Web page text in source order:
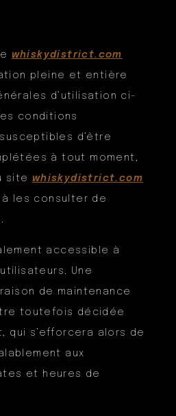
whiskydistrict.com
pleine et entière
d’utilisation ci-
conditions
d’être
à tout moment,
site whiskydistrict.com
les consulter de
accessible à
Une
de maintenance
toutefois décidée
qui s’efforcera alors de
aux
et heures de